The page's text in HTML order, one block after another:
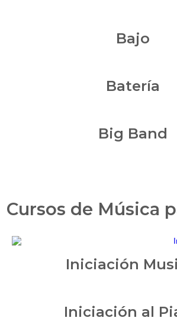
Bajo
Batería
Big Band
Cursos de Música
Iniciación
Iniciación al